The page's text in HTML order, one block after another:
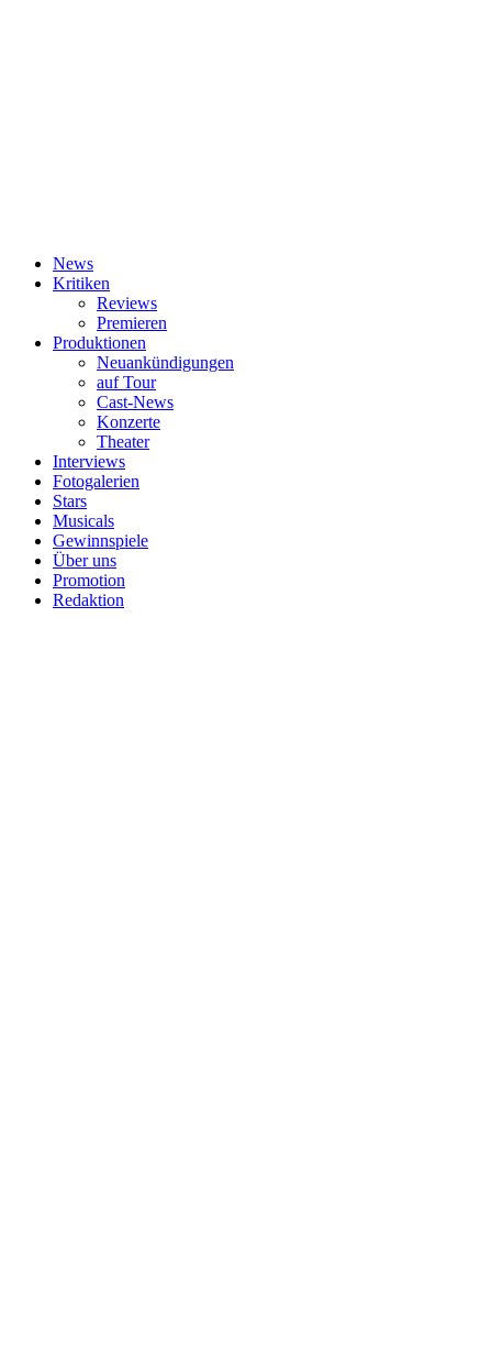
News
Kritiken
Reviews
Premieren
Produktionen
Neuankündigungen
auf Tour
Cast-News
Konzerte
Theater
Interviews
Fotogalerien
Stars
Musicals
Gewinnspiele
Über uns
Promotion
Redaktion